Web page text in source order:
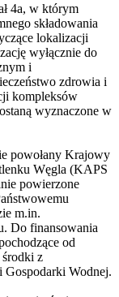
4a, w którym
składowania
lokalizacji
wyłącznie do
i
zdrowia i
kompleksów
wyznaczone w
powołany Krajowy
Węgla (KAPS
powierzone
m.in.
Do finansowania
od
środki z
Gospodarki Wodnej.